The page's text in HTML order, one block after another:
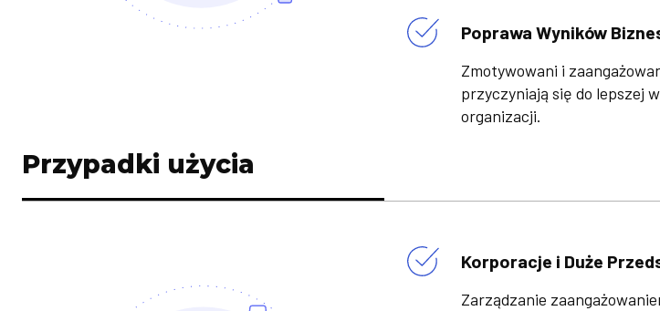
Poprawa Wyników
Zmotywowani i
przyczyniają się do lepszej
organizacji.
Przypadki użycia
Korporacje i Duże
Zarządzanie